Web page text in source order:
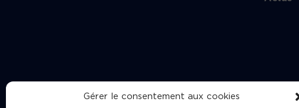
Gérer le consentement aux cookies